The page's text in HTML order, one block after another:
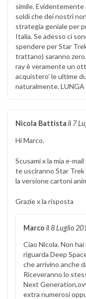
simile.
soldi che dei nostri
strategia geniale per
Italia. Se adesso ci
spendere per Star
trattano) saranno
ray è veramente un
acquistero’ le ultime
naturalmente. LUNGA
Nicola Battista il 7
Hi Marco.
Scusami x la mia e-
te usciranno Star Trek
la versione cartoni
Grazie x la risposta
Marco il 8 Luglio
Ciao Nicola. Non
riguarda Deep
che arrivino anche
Riceveranno lo
Next
extra numerosi